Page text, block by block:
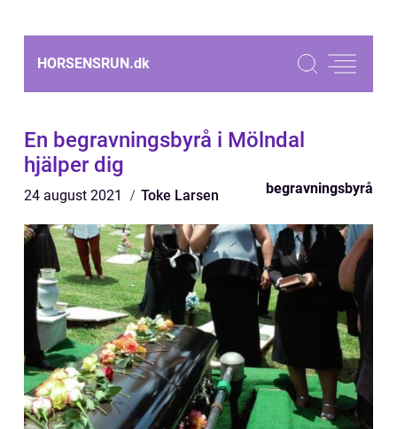
HORSENSRUN.dk
En begravningsbyrå i Mölndal
hjälper dig
24 august 2021 Toke Larsen begravningsbyrå